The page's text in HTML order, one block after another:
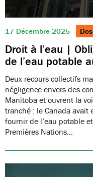
17 Décembre 2025
Droit à l’eau |
de l’eau potable
Deux recours collectifs
négligence envers des
Manitoba et ouvrent la
tranché : le Canada
fournir de l’eau potable
Premières Nations…